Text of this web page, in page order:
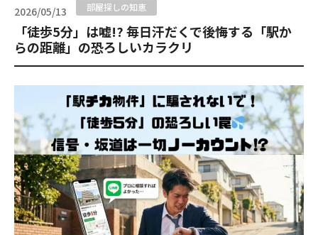
2026/05/13 部屋探しの知恵
「徒歩5分」は嘘!? 毎日汗だくで後悔する「駅か
らの距離」の恐ろしいカラクリ